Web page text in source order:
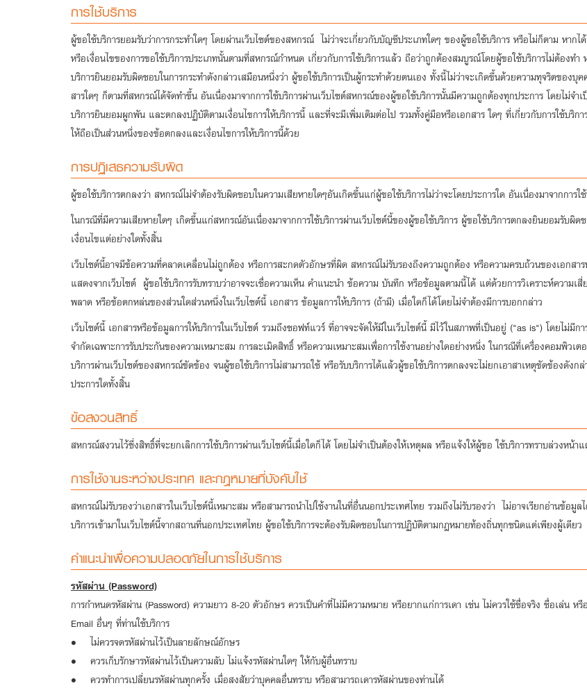
การใช้บริการ
ผู้ขอใช้บริการยอมรับว่าการกระทำใดๆ โดยผ่านเว็บไซต์ของสหกรณ์ ไม่ว่าจะเกี่ยวกับบัญชีประเภทใดๆ ของผู้ขอใช้บริการ หรือไม่ก็ตาม หาก
หรือเงื่อนไขของการขอใช้บริการประเภทนั้นตามที่สหกรณ์กำหนด เกี่ยวกับการใช้บริการแล้ว ถือว่าถูกต้องสมบูรณ์โดยผู้ขอใช้บริการไม่ต้องท
บริการยินยอมรับผิดชอบในการกระทำดังกล่าวเสมือนหนึ่งว่า ผู้ขอใช้บริการเป็นผู้กระทำด้วยตนเอง ทั้งนี้ไม่ว่าจะเกิดขึ้นด้วยความทุจริตของ
สารใดๆ ก็ตามที่สหกรณ์ได้จัดทำขึ้น อันเนื่องมาจากการใช้บริการผ่านเว็บไซต์สหกรณ์ของผู้ขอใช้บริการนั้นมีความถูกต้องทุกประการ โดยไม่
บริการยินยอมผูกพัน และตกลงปฏิบัติตามเงื่อนไขการให้บริการนี้ และที่จะมีเพิ่มเติมต่อไป รวมทั้งคู่มือหรือเอกสาร ใดๆ ที่เกี่ยวกับการใช้บริก
ให้ถือเป็นส่วนหนึ่งของข้อตกลงและเงื่อนไขการให้บริการนี้ด้วย
การปฏิเสธความรับผิด
ผู้ขอใช้บริการตกลงว่า สหกรณ์ไม่จำต้องรับผิดชอบในความเสียหายใดๆอันเกิดขึ้นแก่ผู้ขอใช้บริการไม่ว่าจะโดยประการใด อันเนื่องมาจากการ
ในกรณีที่มีความเสียหายใดๆ เกิดขึ้นแก่สหกรณ์อันเนื่องมาจากการใช้บริการผ่านเว็บไซต์นี้ของผู้ขอใช้บริการ ผู้ขอใช้บริการตกลงยินยอมรับ
เงื่อนไขแต่อย่างใดทั้งสิ้น
เว็บไซต์นี้อาจมีข้อความที่คลาดเคลื่อนไม่ถูกต้อง หรือการสะกดตัวอักษรที่ผิด สหกรณ์ไม่รับรองถึงความถูกต้อง หรือความครบถ้วนของเอกส
แสดงจากเว็บไซต์ ผู้ขอใช้บริการรับทราบว่าอาจจะเชื่อความเห็น คำแนะนำ ข้อความ บันทึก หรือข้อมูลตามนี้ได้ แต่ด้วยการวิเคราะห์ความ
พลาด หรือข้อตกหล่นของส่วนใดส่วนหนึ่งในเว็บไซต์นี้ เอกสาร ข้อมูลการให้บริการ (ถ้ามี) เมื่อใดก็ได้โดยไม่จำต้องมีการบอกกล่าว
เว็บไซต์นี้ เอกสารหรือข้อมูลการให้บริการในเว็บไซต์ รวมถึงซอฟท์แวร์ ที่อาจจะจัดให้มีในเว็บไซต์นี้ มีไว้ในสภาพที่เป็นอยู่ ("as is") โดยไม่มี
จำกัดเฉพาะการรับประกันของความเหมาะสม การละเมิดสิทธิ์ หรือความเหมาะสมเพื่อการใช้งานอย่างใดอย่างหนึ่ง ในกรณีที่เครื่องคอมพิว
บริการผ่านเว็บไซต์ของสหกรณ์ขัดข้อง จนผู้ขอใช้บริการไม่สามารถใช้ หรือรับบริการได้แล้วผู้ขอใช้บริการตกลงจะไม่ยกเอาสาเหตุขัดข้องดั
ประการใดทั้งสิ้น
ข้อสงวนสิทธิ์
สหกรณ์สงวนไว้ซึ่งสิทธิ์ที่จะยกเลิกการใช้บริการผ่านเว็บไซต์นี้เมื่อใดก็ได้ โดยไม่จำเป็นต้องให้เหตุผล หรือแจ้งให้ผู้ขอ ใช้บริการทราบล่วงหน้าแ
การใช้งานระหว่างประเทศ และกฎหมายที่บังคับใช้
สหกรณ์ไม่รับรองว่าเอกสารในเว็บไซต์นี้เหมาะสม หรือสามารถนำไปใช้งานในที่อื่นนอกประเทศไทย รวมถึงไม่รับรองว่า ไม่อาจเรียกอ่านข้อ
บริการเข้ามาในเว็บไซต์นี้จากสถานที่นอกประเทศไทย ผู้ขอใช้บริการจะต้องรับผิดชอบในการปฏิบัติตามกฎหมายท้องถิ่นทุกชนิดแต่เพียงผู้เดียว
คำแนะนำเพื่อความปลอดภัยในการใช้บริการ
รหัสผ่าน (Password)
การกำหนดรหัสผ่าน (Password) ความยาว 8-20 ตัวอักษร ควรเป็นคำที่ไม่มีความหมาย หรือยากแก่การเดา เช่น ไม่ควรใช้ชื่อจริง ชื่อเล่น
Email อื่นๆ ที่ท่านใช้บริการ
• ไม่ควรจดรหัสผ่านไว้เป็นลายลักษณ์อักษร
• ควรเก็บรักษารหัสผ่านไว้เป็นความลับ ไม่แจ้งรหัสผ่านใดๆ ให้กับผู้อื่นทราบ
• ควรทำการเปลี่ยนรหัสผ่านทุกครั้ง เมื่อสงสัยว่าบุคคลอื่นทราบ หรือสามารถเดารหัสผ่านของท่านได้